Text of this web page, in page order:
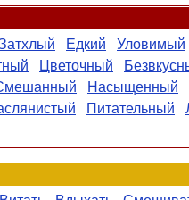
Едкий Уловимый
Цветочный
Насыщенный
Питательный